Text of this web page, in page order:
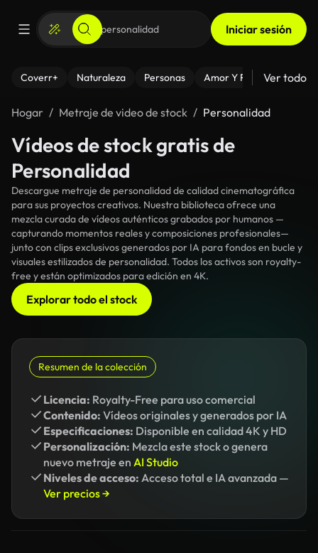
Iniciar sesión
Coverr+ Naturaleza Personas Amor Y Relaciones
Ver todo
Hogar Metraje de video de stock Personalidad
Vídeos de stock gratis de
Personalidad
Descargue metraje de personalidad de calidad cinematográfica
para sus proyectos creativos. Nuestra biblioteca ofrece una
mezcla curada de vídeos auténticos grabados por humanos —
capturando momentos reales y composiciones profesionales—
junto con clips exclusivos generados por IA para fondos en bucle y
visuales estilizados de personalidad. Todos los activos son royalty-
free y están optimizados para edición en 4K.
Explorar todo el stock
Resumen de la colección
Licencia: Royalty-Free para uso comercial
Contenido: Vídeos originales y generados por IA
Especificaciones: Disponible en calidad 4K y HD
Personalización: Mezcla este stock o genera
nuevo metraje en AI Studio
Niveles de acceso: Acceso total e IA avanzada —
Ver precios →